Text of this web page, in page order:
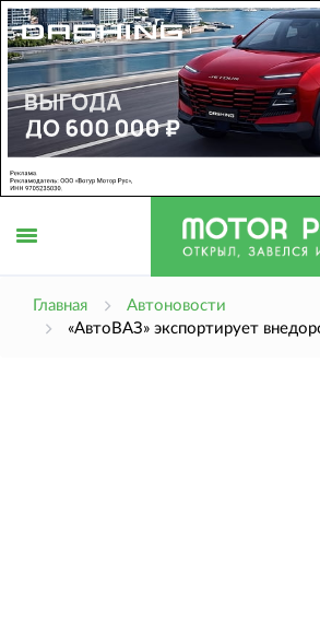
Главная
Автоновости
«АвтоВАЗ» экспортирует